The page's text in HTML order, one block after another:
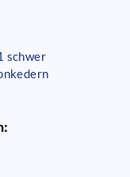
schwer